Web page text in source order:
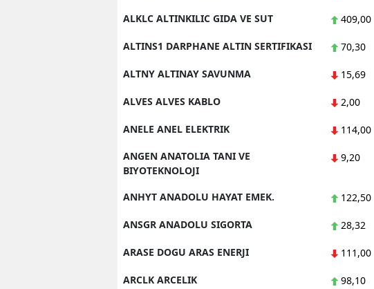
ALKLC ALTINKILIC GIDA VE SUT 409,00
ALTINS1 DARPHANE ALTIN SERTIFIKASI 70,30
ALTNY ALTINAY SAVUNMA 15,69
ALVES ALVES KABLO 2,00
ANELE ANEL ELEKTRIK 114,00
ANGEN ANATOLIA TANI VE
BIYOTEKNOLOJI
9,20
ANHYT ANADOLU HAYAT EMEK. 122,50
ANSGR ANADOLU SIGORTA 28,32
ARASE DOGU ARAS ENERJI 111,00
ARCLK ARCELIK 98,10